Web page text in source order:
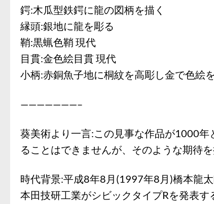
鍔:木瓜型鉄鍔に龍の図柄を描く
縁頭:銀地に龍を彫る
鞘:黒蝋色鞘 現代
目貫:金色絵目貫 現代
小柄:赤銅魚子地に桐紋を高彫し金で色絵
———————–
葵美術より一言:この見事な作品が1000
ることはできませんが、そのような期待
時代背景:平成8年8月(1997年8月)橋本龍太
本田技研工業がシビックタイプRを発表す